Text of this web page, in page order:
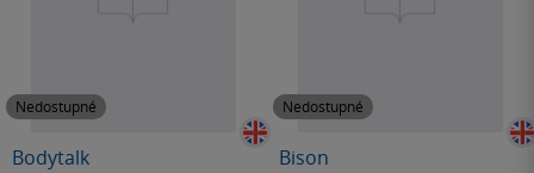
Nedostupné
Bodytalk
Nedostupné
Bison